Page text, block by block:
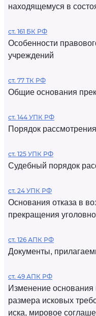
находящемуся в
ст. 161 БК РФ
Особенности
учреждений
ст. 77 ТК РФ
Общие основания
ст. 144 УПК РФ
Порядок
ст. 125 УПК РФ
Судебный порядок
ст. 24 УПК РФ
Основания отказа в
прекращения
ст. 126 АПК РФ
Документы,
ст. 49 АПК РФ
Изменение основания
размера исковых
иска, мировое